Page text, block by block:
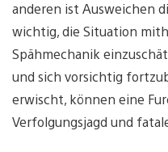
anderen ist Ausweichen
wichtig, die Situation
Spähmechanik
und sich vorsichtig
erwischt, können eine
Verfolgungsjagd und